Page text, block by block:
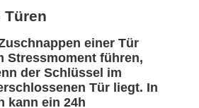
Türen
einer Tür
Stressmoment führen,
der Schlüssel im
Tür liegt. In
kann ein 24h